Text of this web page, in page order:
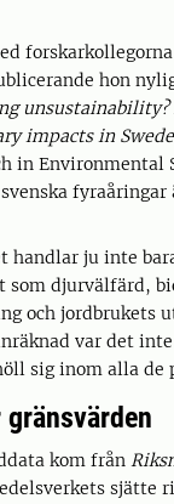
hon
impacts in
in Environmental
handlar ju inte
som djurvälfärd,
och jordbrukets
var det
sig inom alla de
kom från
sjätte